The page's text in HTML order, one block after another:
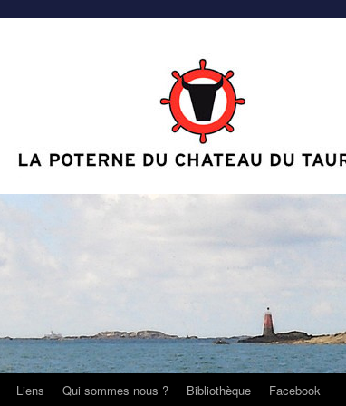
Liens Qui sommes nous ? Bibliothèque Facebook